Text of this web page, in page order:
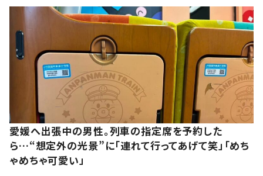
愛媛へ出張中の男性。列車の指定席を予約した
ら…“想定外の光景”に「連れて行ってあげて笑」「めち
ゃめちゃ可愛い」